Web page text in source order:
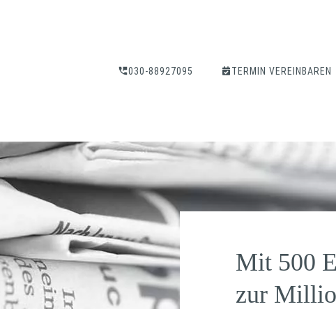
030-88927095 TERMIN VEREINBAREN
Mit 500
zur